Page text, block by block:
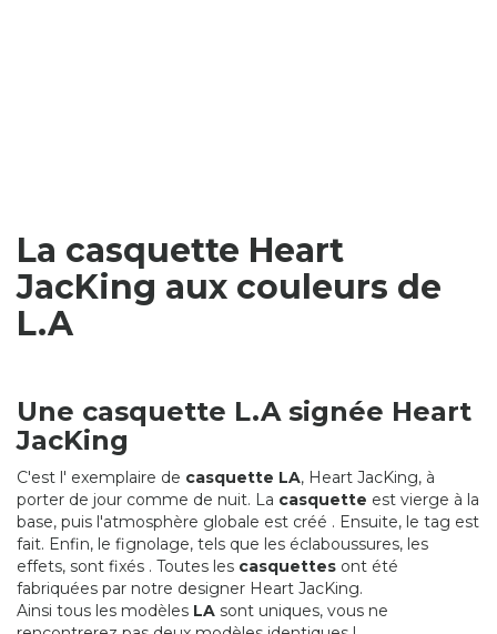
La casquette Heart
JacKing aux couleurs de
L.A
Une casquette L.A signée Heart
JacKing
C'est l' exemplaire de casquette LA, Heart JacKing, à
porter de jour comme de nuit. La casquette est vierge à la
base, puis l'atmosphère globale est créé . Ensuite, le tag est
fait. Enfin, le fignolage, tels que les éclaboussures, les
effets, sont fixés . Toutes les casquettes ont été
fabriquées par notre designer Heart JacKing.
Ainsi tous les modèles LA sont uniques, vous ne